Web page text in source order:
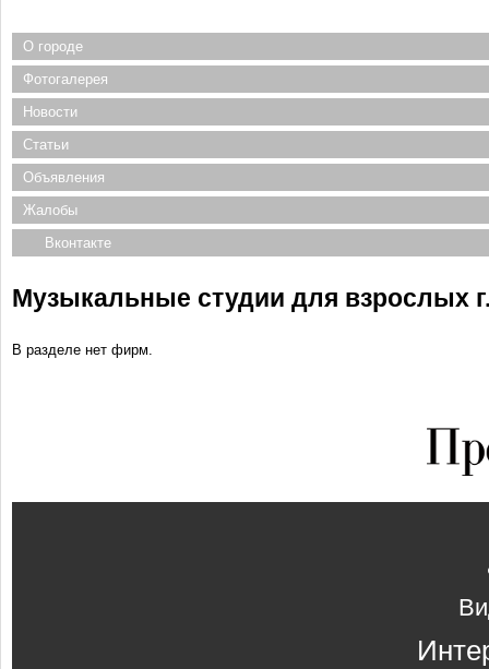
О городе
Фотогалерея
Новости
Статьи
Объявления
Жалобы
Вконтакте
Музыкальные студии для взрослых
В разделе нет фирм.